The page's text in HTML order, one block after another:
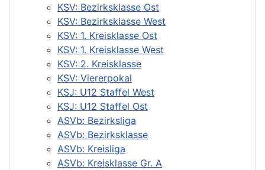
KSV: Bezirksklasse Ost
KSV: Bezirksklasse West
KSV: 1. Kreisklasse Ost
KSV: 1. Kreisklasse West
KSV: 2. Kreisklasse
KSV: Viererpokal
KSJ: U12 Staffel West
KSJ: U12 Staffel Ost
ASVb: Bezirksliga
ASVb: Bezirksklasse
ASVb: Kreisliga
ASVb: Kreisklasse Gr. A